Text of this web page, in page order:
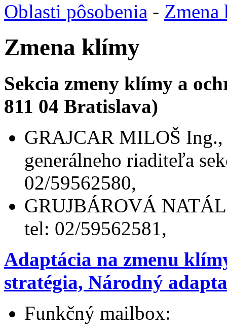
Oblasti pôsobenia -
Zmena klímy
Sekcia zmeny klímy a
811 04 Bratislava)
GRAJCAR MILOŠ
generálneho riaditeľa
02/59562580,
GRUJBÁROVÁ
tel: 02/59562581,
Adaptácia na zmenu
stratégia, Národný
Funkčný mailbox: